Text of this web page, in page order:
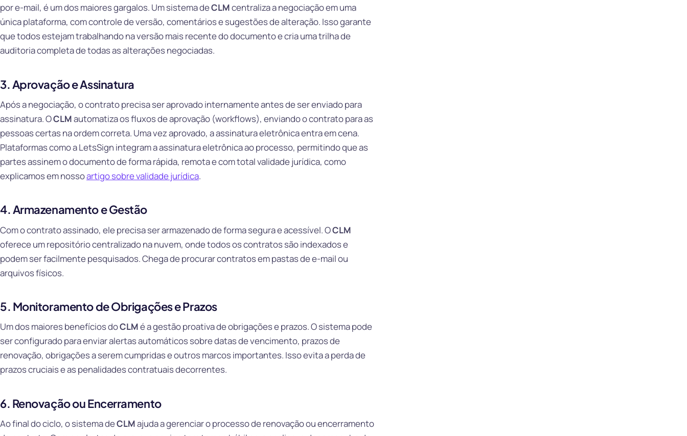
por e-mail, é um dos maiores gargalos. Um sistema deCLMcentraliza a negociação em uma
única plataforma, com controle de versão, comentários e sugestões de alteração. Isso garante
que todos estejam trabalhando na versão mais recente do documento e cria uma trilha de
auditoria completa de todas as alterações negociadas.
3. Aprovação e Assinatura
Após a negociação, o contrato precisa ser aprovado internamente antes de ser enviado para
assinatura. OCLMautomatiza os fluxos de aprovação (workflows), enviando o contrato para as
pessoas certas na ordem correta. Uma vez aprovado, a assinatura eletrônica entra em cena.
Plataformas como a LetsSign integram a assinatura eletrônica ao processo, permitindo que as
partes assinem o documento de forma rápida, remota e com total validade jurídica, como
explicamos em nossoartigo sobre validade jurídica.
4. Armazenamento e Gestão
Com o contrato assinado, ele precisa ser armazenado de forma segura e acessível. OCLM
oferece um repositório centralizado na nuvem, onde todos os contratos são indexados e
podem ser facilmente pesquisados. Chega de procurar contratos em pastas de e-mail ou
arquivos físicos.
5. Monitoramento de Obrigações e Prazos
Um dos maiores benefícios doCLMé a gestão proativa de obrigações e prazos. O sistema pode
ser configurado para enviar alertas automáticos sobre datas de vencimento, prazos de
renovação, obrigações a serem cumpridas e outros marcos importantes. Isso evita a perda de
prazos cruciais e as penalidades contratuais decorrentes.
6. Renovação ou Encerramento
Ao final do ciclo, o sistema deCLMajuda a gerenciar o processo de renovação ou encerramento